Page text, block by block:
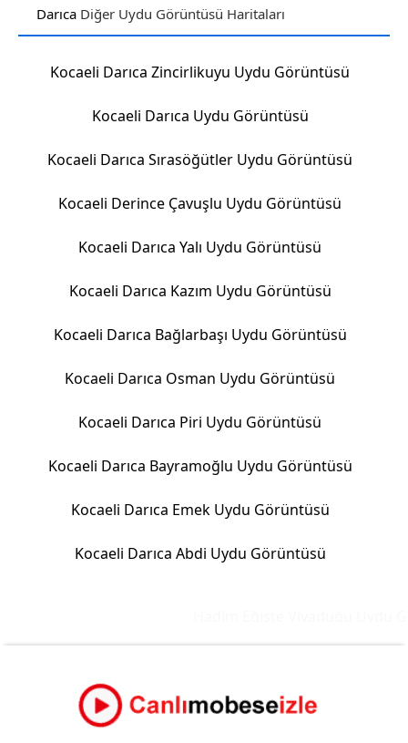
Darıca Diğer Uydu Görüntüsü Haritaları
Kocaeli Darıca Zincirlikuyu Uydu Görüntüsü
Kocaeli Darıca Uydu Görüntüsü
Kocaeli Darıca Sırasöğütler Uydu Görüntüsü
Kocaeli Derince Çavuşlu Uydu Görüntüsü
Kocaeli Darıca Yalı Uydu Görüntüsü
Kocaeli Darıca Kazım Uydu Görüntüsü
Kocaeli Darıca Bağlarbaşı Uydu Görüntüsü
Kocaeli Darıca Osman Uydu Görüntüsü
Kocaeli Darıca Piri Uydu Görüntüsü
Kocaeli Darıca Bayramoğlu Uydu Görüntüsü
Kocaeli Darıca Emek Uydu Görüntüsü
Kocaeli Darıca Abdi Uydu Görüntüsü